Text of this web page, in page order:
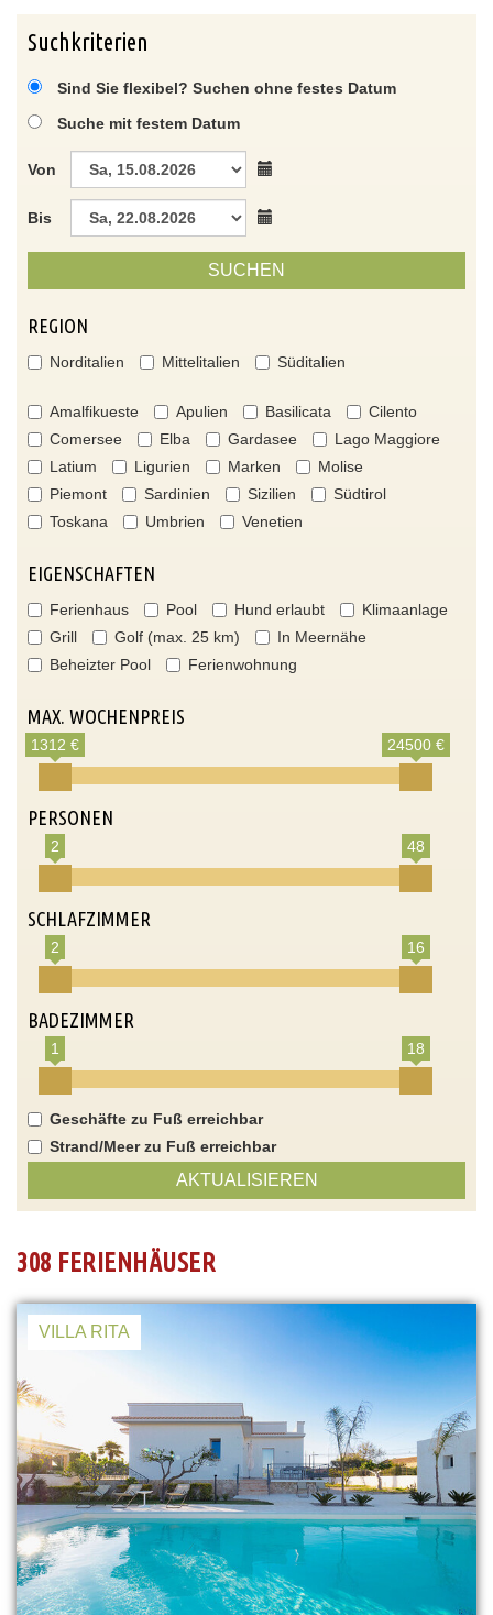
Suchkriterien
Sind Sie flexibel? Suchen ohne festes Datum
Suche mit festem Datum
Von
Bis
SUCHEN
REGION
Norditalien Mittelitalien Süditalien
Amalfikueste Apulien Basilicata
Cilento
Comersee
Elba Gardasee
Lago Maggiore
Latium
Ligurien Marken
Molise
Piemont
Sardinien Sizilien
Südtirol
Toskana
Umbrien Venetien
EIGENSCHAFTEN
Ferienhaus Pool Hund erlaubt
Klimaanlage
Grill
Golf (max. 25 km)
In Meernähe
Beheizter Pool
Ferienwohnung
MAX. WOCHENPREIS
1312 € 24500 €
PERSONEN
2 48
SCHLAFZIMMER
2 16
BADEZIMMER
1 18
Geschäfte zu Fuß erreichbar
Strand/Meer zu Fuß erreichbar
AKTUALISIEREN
308 FERIENHÄUSER
VILLA RITA